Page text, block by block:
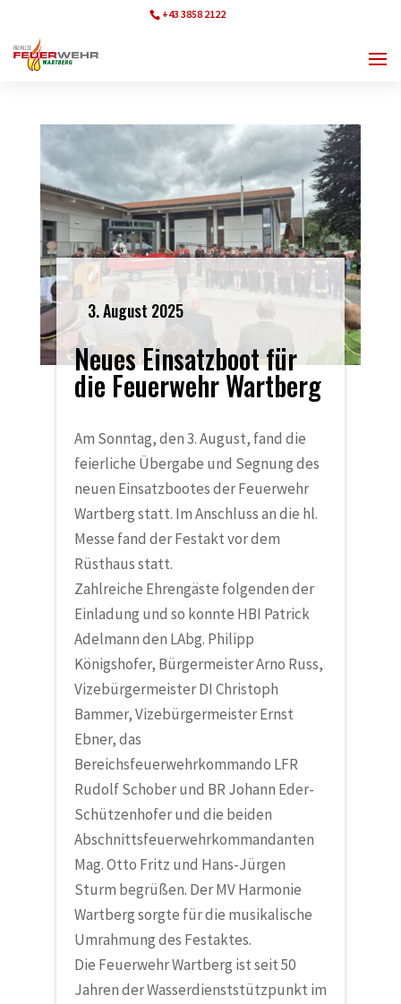
+43 3858 2122
3. August 2025
Neues Einsatzboot für
die Feuerwehr Wartberg
Am Sonntag, den 3. August, fand die
feierliche Übergabe und Segnung des
neuen Einsatzbootes der Feuerwehr
Wartberg statt. Im Anschluss an die hl.
Messe fand der Festakt vor dem
Rüsthaus statt.
Zahlreiche Ehrengäste folgenden der
Einladung und so konnte HBI Patrick
Adelmann den LAbg. Philipp
Königshofer, Bürgermeister Arno Russ,
Vizebürgermeister DI Christoph
Bammer, Vizebürgermeister Ernst
Ebner, das
Bereichsfeuerwehrkommando LFR
Rudolf Schober und BR Johann Eder-
Schützenhofer und die beiden
Abschnittsfeuerwehrkommandanten
Mag. Otto Fritz und Hans-Jürgen
Sturm begrüßen. Der MV Harmonie
Wartberg sorgte für die musikalische
Umrahmung des Festaktes.
Die Feuerwehr Wartberg ist seit 50
Jahren der Wasserdienststützpunkt im